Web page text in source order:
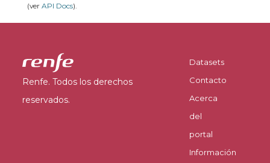
(ver API Docs).
Renfe. Todos los derechos
reservados.
Datasets
Contacto
Acerca
del
portal
Información